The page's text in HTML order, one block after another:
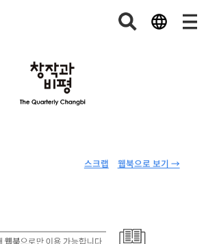
웹북으로 보기 →
스크랩